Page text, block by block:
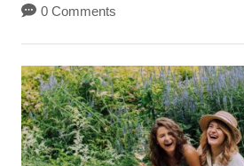
0 Comments